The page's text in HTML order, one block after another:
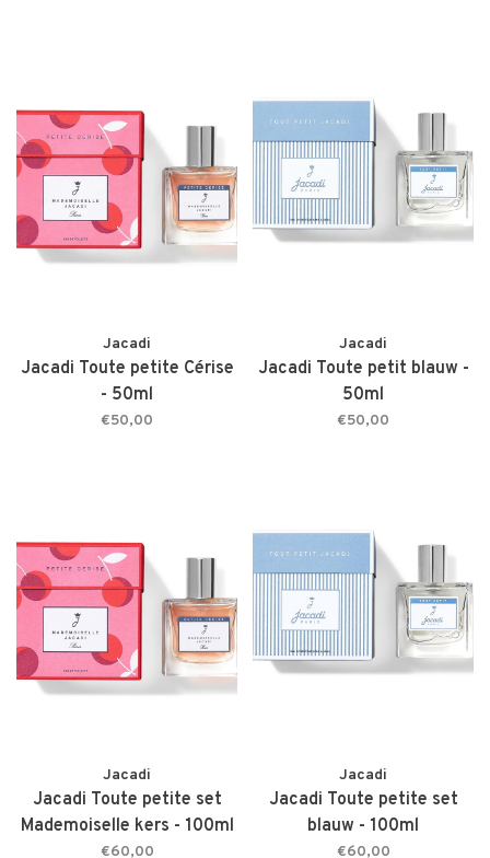
Jacadi
Jacadi Toute petite Cérise
- 50ml
€50,00
Jacadi
Jacadi Toute petit blauw -
50ml
€50,00
Jacadi
Jacadi Toute petite set
Mademoiselle kers - 100ml
€60,00
Jacadi
Jacadi Toute petite set
blauw - 100ml
€60,00